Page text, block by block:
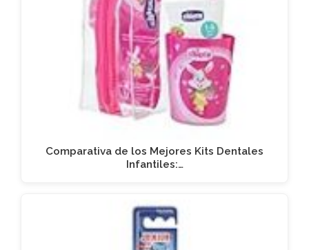
Comparativa de los Mejores Kits Dentales
Infantiles:…